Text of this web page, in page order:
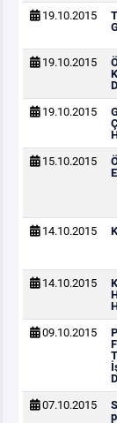
19.10.2015
19.10.2015
19.10.2015
15.10.2015
14.10.2015
14.10.2015
09.10.2015
07.10.2015